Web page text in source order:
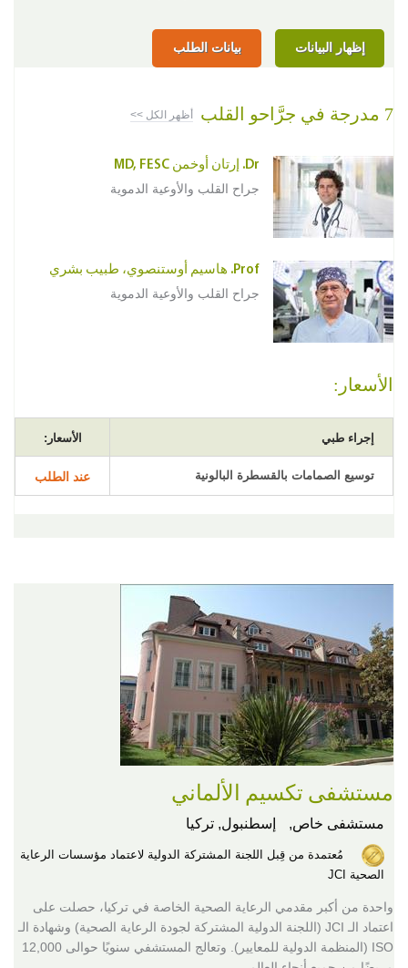
إظهار البيانات بيانات الطلب
7 مدرجة في جرَّاحو القلب أظهر الكل >>
Dr. إرتان أوخمن MD, FESC
جراح القلب والأوعية الدموية
Prof. هاسيم أوستنصوي، طبيب بشري
جراح القلب والأوعية الدموية
الأسعار:
إجراء طبي الأسعار:
توسيع الصمامات بالقسطرة البالونية عند الطلب
مستشفى تكسيم الألماني
مستشفى خاص, إسطنبول, تركيا
مُعتمدة من قِبل اللجنة المشتركة الدولية لاعتماد مؤسسات الرعاية
الصحية JCI
واحدة من أكبر مقدمي الرعاية الصحية الخاصة في تركيا، حصلت على
اعتماد الـ JCI (اللجنة الدولية المشتركة لجودة الرعاية الصحية) وشهادة الـ
ISO (المنظمة الدولية للمعايير). وتعالج المستشفي سنويًا حوالى 12,000